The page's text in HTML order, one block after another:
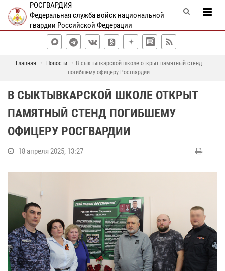
РОСГВАРДИЯ
Федеральная служба войск национальной
гвардии Российской Федерации
Главная Новости
В сыктывкарской школе открыт памятный стенд
погибшему офицеру Росгвардии
В СЫКТЫВКАРСКОЙ ШКОЛЕ ОТКРЫТ
ПАМЯТНЫЙ СТЕНД ПОГИБШЕМУ
ОФИЦЕРУ РОСГВАРДИИ
18 апреля 2025, 13:27